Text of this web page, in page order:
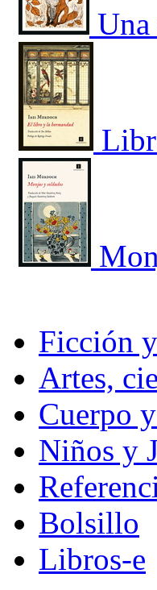
Una
Ficción
Artes,
Cuerpo
Niños y
Bolsillo
Libros-e